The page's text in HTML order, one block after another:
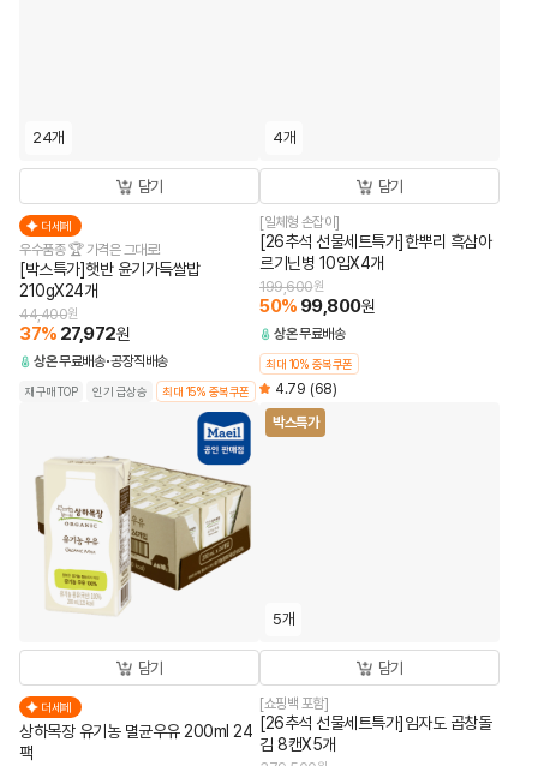
24개
담기
더세페
우수품종 🏆 가격은 그대로!
[박스특가]햇반 윤기가득쌀밥
210gX24개
44,400원
37% 27,972원
상온무료배송 공장직배송
재구매TOP 인기 급상승 최대 15% 중복쿠폰
4개
담기
[일체형 손잡이]
[26추석 선물세트특가]한뿌리 흑삼아
르기닌병 10입X4개
199,600원
50% 99,800원
상온무료배송
최대 10% 중복쿠폰
4.79 (68)
담기
더세페
상하목장 유기농 멸균우유 200ml 24
팩
박스특가
5개
담기
[쇼핑백 포함]
[26추석 선물세트특가]임자도 곱창돌
김 8캔X5개